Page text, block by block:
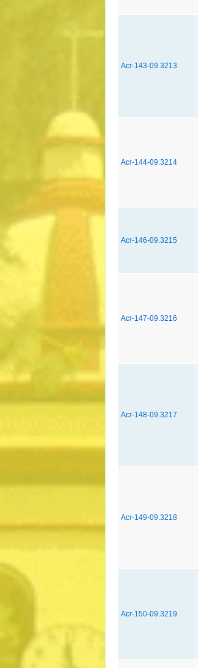
Acr-143-09.3213
Acr-144-09.3214
Acr-146-09.3215
Acr-147-09.3216
Acr-148-09.3217
Acr-149-09.3218
Acr-150-09.3219